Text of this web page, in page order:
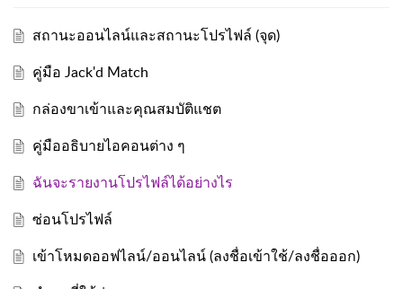
สถานะออนไลน์และสถานะโปรไฟล์ (จุด)
คู่มือ Jack'd Match
กล่องขาเข้าและคุณสมบัติแชต
คู่มืออธิบายไอคอนต่าง ๆ
ฉันจะรายงานโปรไฟล์ได้อย่างไร
ซ่อนโปรไฟล์
เข้าโหมดออฟไลน์/ออนไลน์ (ลงชื่อเข้าใช้/ลงชื่อออก)